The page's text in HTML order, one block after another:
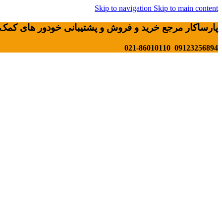
Skip to navigation Skip to main content
پارساکار مرجع خرید و فروش و پشتیبانی خودور های کمک
09123256894 021-86010110